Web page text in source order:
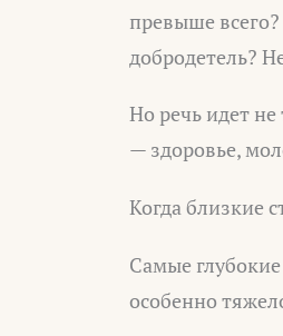
превыше всего?
добродетель?
Но речь идет не
— здоровье,
Когда близкие
Самые
особенно